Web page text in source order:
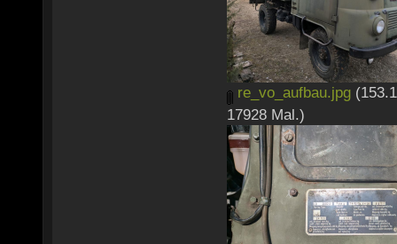
re_vo_aufbau.jpg
17928 Mal.)